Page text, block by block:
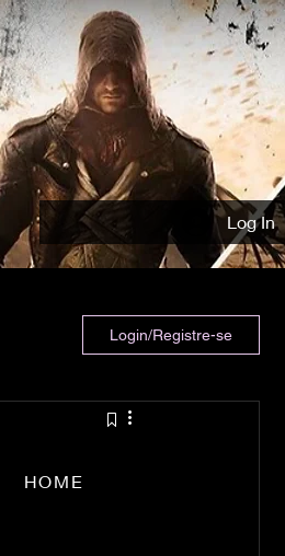
Log In
Login/Registre-se
HOME